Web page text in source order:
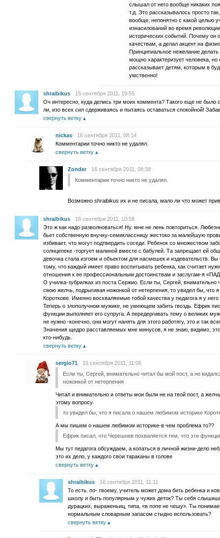
слышал от него вообще никаких
т.д. Это рассказывалось просто
вообще, непонятно с какой целью
изнасилований во время
исторических событий. Почему он
качествам, а делал акцент на
Принципиальное нежелание
мощно характеризует человека, но
рассказывает детям, которым в
умственно!
shraibikus
15 сентября 2011, 19:55
Оч интересно, куда делись три моих коммента? Такого еще не было
ли, изо всех сил сдерживаясь и пытаясь оставаться спокойной!
свернуть ветку
nickas
16 сентября 2011, 08:14
Комментарии точно никто не удалял.
свернуть ветку
Zonder
16 сентября 2011, 08:38
Комментарии точно никто не удалял.
Возможно shraibikus их и не писала, мало ли что может
shraibikus
16 сентября 2011, 10:58
Это ж как надо разволноваться! Ну. мне не лень повториться.
бьет собственную внучку-семиклассницу жестоко за малейшую
избивает, что могут подтвердить соседи. Ребенок со множеством
солнцепеке -торгует малиной вместе с бабулей. Та запрещает ей
девочка стала изгоем и объектом для насмешек и издевательств.
тому, что каждый имеет право воспитывать ребенка, как считает
отношения к ее профессиональным достоинствам и заслугам-я
О училка-зубрилках из поста Сержио. Если ты, Сергей,
свою желчь, подрыгивая ножонкой от нетерпения, то увидел бы,
Короткове. Именно восхваляемые тобой качества у педагога я у
Теперь о злополучном мужике, не умеющем забить гвоздь. Ефрик
функции выполняет его супруга. А передергивать тему о великих
не нужно -конечно, они могут нанять для этого работягу, это и так
Значения щедро расставляемых мне минусов, я не знаю, видимо,
кто-нибудь.
свернуть ветку
sergio71
16 сентября 2011, 11:06
Если ты, Сергей, внимательно читал бы мой пост, а не
ножонкой от нетерпения
Читал и внимательно и ответы мои были не на твой пост, а
этому вопросу.
то увидел бы, что я писала о нашем любимом историке
А мы пишем о нашем любимом историке-в чем проблема то??
Ефрик писал, что Черешнев похваляется тем, что эти
Мы тут педагога обсуждаем, а копаться в личной жизни-дело
это их дело, у каждого свои тараканы в голове
свернуть ветку
shraibikus
16 сентября 2011, 11:11
То есть. по- твоему, учитель может дома бить ребенка и
школу и быть популярным у чужих деток? Ты себя
дурацких, выраженьиц, типа, «в попе не чешу». Ты
нормальным словарным запасом стыдно использовать?
свернуть ветку